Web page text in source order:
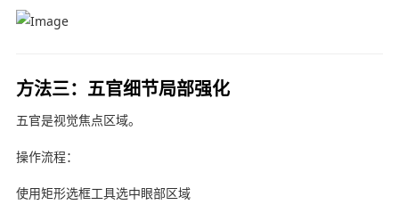
方法三：五官细节局部强化
五官是视觉焦点区域。
操作流程：
使用矩形选框工具选中眼部区域